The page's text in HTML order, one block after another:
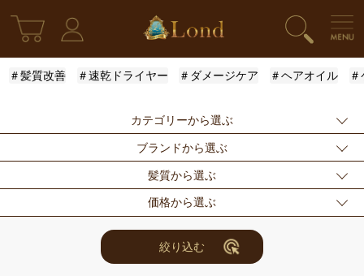
＃髪質改善 ＃速乾ドライヤー ＃ダメージケア ＃ヘアオイル
カテゴリーから選ぶ
新発売 シャンプー
トリートメント
アウトバストリー
ドライヤー・ヘア
アイロン
スタイリング
for Men
メンズスタイリン
グ
ブランドから選ぶ
指定なし Londオリジナル
ケラスターゼ
モロッカンオイル
ルベル
アリミノ
ナンバースリー
ミアン フォード
ホリスティックキ
アクティバート
髪質から選ぶ
ふんわり ハリ・コシ
ウェット
ツヤ
しっとり
価格から選ぶ
〜3000円
3001円〜5000円
絞り込む